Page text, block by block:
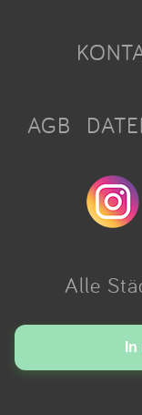
AGB
Alle
Made